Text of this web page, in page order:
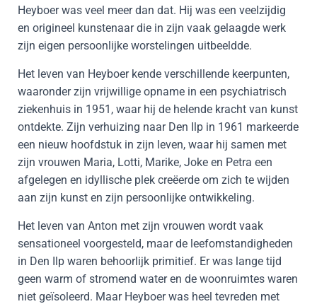
Heyboer was veel meer dan dat. Hij was een veelzijdig
en origineel kunstenaar die in zijn vaak gelaagde werk
zijn eigen persoonlijke worstelingen uitbeeldde.
Het leven van Heyboer kende verschillende keerpunten,
waaronder zijn vrijwillige opname in een psychiatrisch
ziekenhuis in 1951, waar hij de helende kracht van kunst
ontdekte. Zijn verhuizing naar Den Ilp in 1961 markeerde
een nieuw hoofdstuk in zijn leven, waar hij samen met
zijn vrouwen Maria, Lotti, Marike, Joke en Petra een
afgelegen en idyllische plek creëerde om zich te wijden
aan zijn kunst en zijn persoonlijke ontwikkeling.
Het leven van Anton met zijn vrouwen wordt vaak
sensationeel voorgesteld, maar de leefomstandigheden
in Den Ilp waren behoorlijk primitief. Er was lange tijd
geen warm of stromend water en de woonruimtes waren
niet geïsoleerd. Maar Heyboer was heel tevreden met